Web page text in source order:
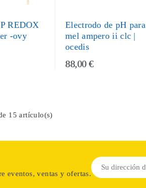
REDOX
-ovy
Electrodo de pH para
mel ampero ii clc |
ocedis
88,00 €
15 artículo(s)
eventos, ventas y ofertas.